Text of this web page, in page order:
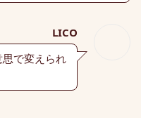
LICO
で変えられ